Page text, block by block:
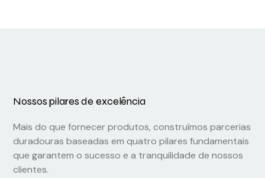
Nossos pilares de excelência
Mais do que fornecer produtos, construímos parcerias
duradouras baseadas em quatro pilares fundamentais
que garantem o sucesso e a tranquilidade de nossos
clientes.